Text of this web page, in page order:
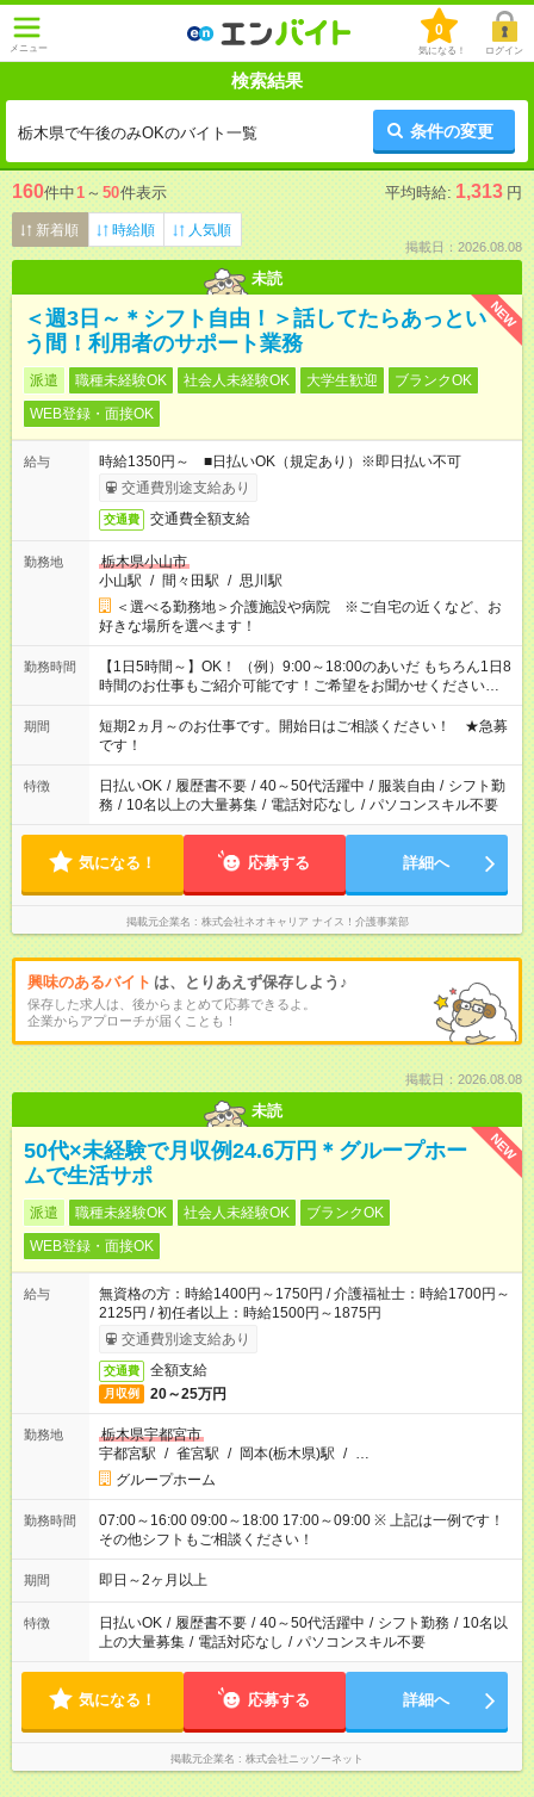
メニュー
0
気になる！ ログイン
検索結果
栃木県で午後のみOKのバイト一覧 条件の変更
160件中1 ～ 50件表示 平均時給: 1,313 円
新着順 時給順 人気順
掲載日：2026.08.08
未読
NEW
＜週3日～＊シフト自由！＞話してたらあっとい
う間！利用者のサポート業務
派遣 職種未経験OK 社会人未経験OK 大学生歓迎
ブランクOK
WEB登録・面接OK
給与
時給1350円～ ■日払いOK（規定あり）※即日払い不可
交通費別途支給あり
交通費 交通費全額支給
勤務地
栃木県小山市
小山駅 / 間々田駅 / 思川駅
＜選べる勤務地＞介護施設や病院 ※ご自宅の近くなど、お
好きな場所を選べます！
勤務時間
【1日5時間～】OK！ （例）9:00～18:00のあいだ もちろん1日8
時間のお仕事もご紹介可能です！ご希望をお聞かせください！
その他の時間帯もあなたのライフスタイルに合わせて お選びい
ただけます！ 【シフト固定もOK】★家庭の都合でお休みが必要
な場合も遠慮なくご相談ください。 ※週最低15時間以上の勤務
が必要です
期間
短期2ヵ月～のお仕事です。開始日はご相談ください！ ★急募
です！
特徴 日払いOK / 履歴書不要 / 40～50代活躍中 / 服装自由 / シフト勤
務 / 10名以上の大量募集 / 電話対応なし / パソコンスキル不要
気になる！ 応募する 詳細へ
掲載元企業名 株式会社ネオキャリア ナイス！介護事業部
興味のあるバイト は、とりあえず保存しよう♪
保存した求人は、後からまとめて応募できるよ。
企業からアプローチが届くことも！
掲載日：2026.08.08
未読
NEW
50代×未経験で月収例24.6万円＊グループホー
ムで生活サポ
派遣 職種未経験OK 社会人未経験OK
ブランクOK
WEB登録・面接OK
給与
無資格の方：時給1400円～1750円 / 介護福祉士：時給1700円～
2125円 / 初任者以上：時給1500円～1875円
交通費別途支給あり
交通費 全額支給
月収例 20～25万円
勤務地
栃木県宇都宮市
宇都宮駅 / 雀宮駅 / 岡本(栃木県)駅 / …
グループホーム
勤務時間
07:00～16:00 09:00～18:00 17:00～09:00 ※ 上記は一例です！
その他シフトもご相談ください！
期間 即日～2ヶ月以上
特徴 日払いOK / 履歴書不要 / 40～50代活躍中 / シフト勤務 / 10名以
上の大量募集 / 電話対応なし / パソコンスキル不要
気になる！ 応募する 詳細へ
掲載元企業名 株式会社ニッソーネット